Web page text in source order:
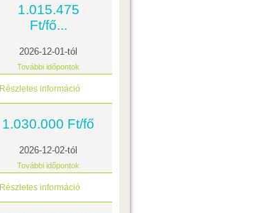
1.015.475
Ft/fő...
2026-12-01-tól
További időpontok
Részletes információ
1.030.000 Ft/fő
2026-12-02-tól
További időpontok
Részletes információ